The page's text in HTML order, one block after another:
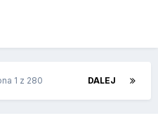
DALEJ
1 z 280